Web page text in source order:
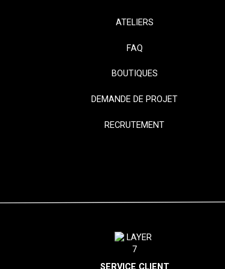
ATELIERS
FAQ
BOUTIQUES
DEMANDE DE PROJET
RECRUTEMENT